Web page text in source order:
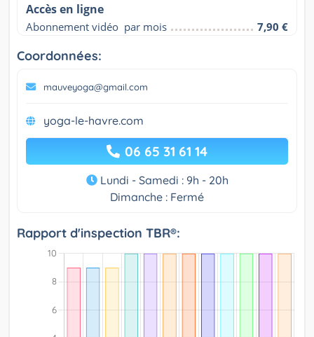
Accès en ligne
Abonnement vidéo  par mois 7,90 €
Coordonnées:
mauveyoga@gmail.com
yoga-le-havre.com
06 65 31 61 14
Lundi - Samedi : 9h - 20h
Dimanche : Fermé
Rapport d'inspection TBR®: